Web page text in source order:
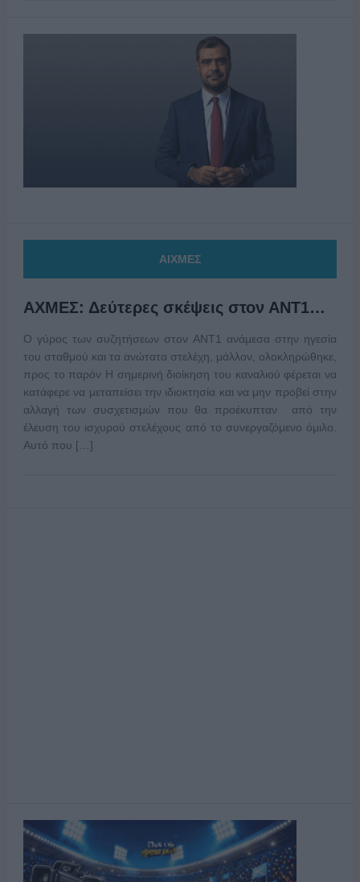
ΑΙΧΜΕΣ
ΑΧΜΕΣ: Δεύτερες σκέψεις στον ΑΝΤ1…
Ο γύρος των συζητήσεων στον ΑΝΤ1 ανάμεσα στην ηγεσία
του σταθμού και τα ανώτατα στελέχη, μάλλον, ολοκληρώθηκε,
προς το παρόν Η σημερινή διοίκηση του καναλιού φέρεται να
κατάφερε να μεταπείσει την ιδιοκτησία και να μην προβεί στην
αλλαγή των συσχετισμών που θα προέκυπταν από την
έλευση του ισχυρού στελέχους από το συνεργαζόμενο όμιλο.
Αυτό που […]